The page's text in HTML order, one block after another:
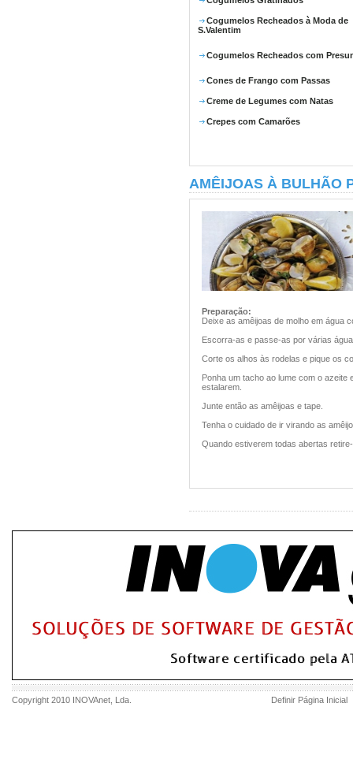
Cogumelos Recheados à Moda de
S.Valentim
Cogumelos Recheados com
Cones de Frango com Passas
Creme de Legumes com Natas
Crepes com Camarões
AMÊIJOAS À BULHÃO
Preparação:
Deixe as amêijoas de molho em água
Escorra-as e passe-as por várias
Corte os alhos às rodelas e pique os
Ponha um tacho ao lume com o
estalarem.
Junte então as amêijoas e tape.
Tenha o cuidado de ir virando as
Quando estiverem todas abertas
Copyright 2010 INOVAnet , Lda. Definir Página Inicial